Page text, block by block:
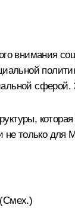
внимания
сферой.
которая
только для
(Смех.)